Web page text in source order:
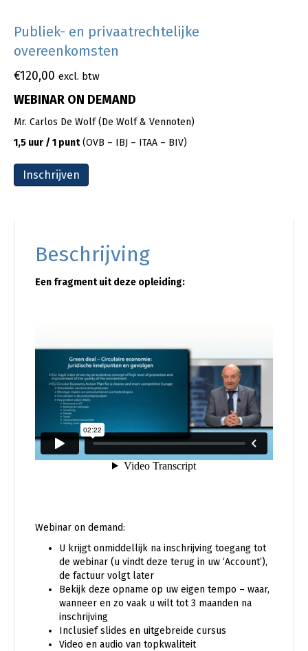
Publiek- en privaatrechtelijke
overeenkomsten
€120,00 excl. btw
WEBINAR ON DEMAND
Mr. Carlos De Wolf (De Wolf & Vennoten)
1,5 uur / 1 punt(OVB – IBJ – ITAA – BIV)
Inschrijven
Beschrijving
Een fragment uit deze opleiding:
Webinar on demand:
U krijgt onmiddellijk na inschrijving toegang tot
de webinar (u vindt deze terug in uw ‘Account’),
de factuur volgt later
Bekijk deze opname op uw eigen tempo – waar,
wanneer en zo vaak u wilt tot 3 maanden na
inschrijving
Inclusief slides en uitgebreide cursus
Video en audio van topkwaliteit